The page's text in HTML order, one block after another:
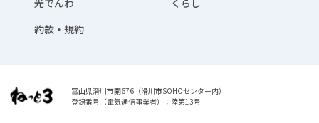
光でんわ
くらし
約款・規約
富山県滑川市開676（滑川市SOHOセンター内）
登録番号（電気通信事業者）：陸第13号